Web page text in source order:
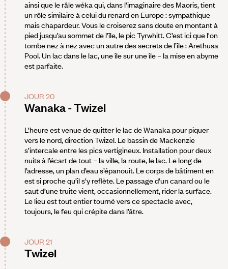
ainsi que le râle wéka qui, dans l’imaginaire des Maoris, tient
un rôle similaire à celui du renard en Europe : sympathique
mais chapardeur. Vous le croiserez sans doute en montant à
pied jusqu’au sommet de l’île, le pic Tyrwhitt. C’est ici que l'on
tombe nez à nez avec un autre des secrets de l’île : Arethusa
Pool. Un lac dans le lac, une île sur une île – la mise en abyme
est parfaite.
JOUR 20
Wanaka - Twizel
L’heure est venue de quitter le lac de Wanaka pour piquer
vers le nord, direction Twizel. Le bassin de Mackenzie
s’intercale entre les pics vertigineux. Installation pour deux
nuits à l’écart de tout – la ville, la route, le lac. Le long de
l’adresse, un plan d’eau s’épanouit. Le corps de bâtiment en
est si proche qu’il s’y reflète. Le passage d’un canard ou le
saut d’une truite vient, occasionnellement, rider la surface.
Le lieu est tout entier tourné vers ce spectacle avec,
toujours, le feu qui crépite dans l’âtre.
JOUR 21
Twizel